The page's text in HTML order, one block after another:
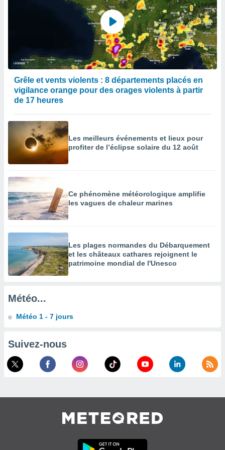
pour
ce site
IP et
sur
Pour ce
«
» ou
de
Grêle et vents violents : 8 départements placés en
vigilance orange pour des orages violents à partir
de 17 heures
Les meilleurs événements et lieux pour
profiter de l’éclipse solaire du 12 août
Ce phénomène météorologique amplifie
les vagues de chaleur marines
Les plages normandes du Débarquement
et les châteaux cathares rejoignent le
patrimoine mondial de l'Unesco
Météo...
Météo 1 - 7 jours
Suivez-nous